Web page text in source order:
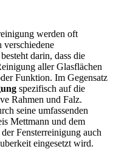
werden oft
verschiedene
darin, dass die
aller Glasflächen
Funktion. Im Gegensatz
spezifisch auf die
Rahmen und Falz.
seine umfassenden
Mettmann und dem
Fensterreinigung auch
eingesetzt wird.